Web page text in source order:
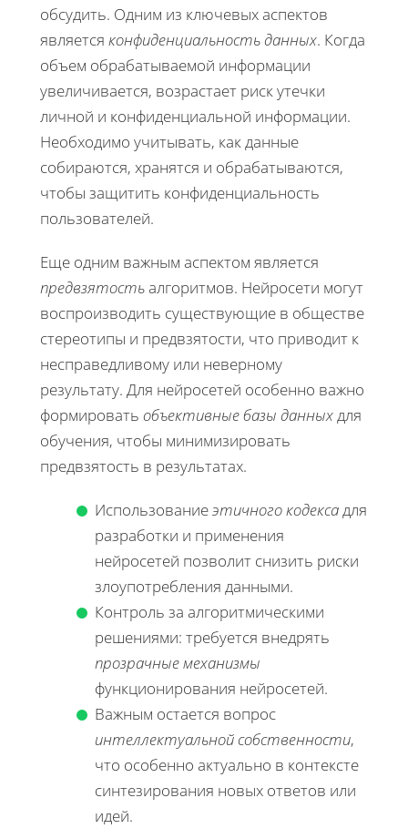
обсудить. Одним из ключевых аспектов
является конфиденциальность данных. Когда
объем обрабатываемой информации
увеличивается, возрастает риск утечки
личной и конфиденциальной информации.
Необходимо учитывать, как данные
собираются, хранятся и обрабатываются,
чтобы защитить конфиденциальность
пользователей.
Еще одним важным аспектом является
предвзятостьалгоритмов. Нейросети могут
воспроизводить существующие в обществе
стереотипы и предвзятости, что приводит к
несправедливому или неверному
результату. Для нейросетей особенно важно
формировать объективные базы данныхдля
обучения, чтобы минимизировать
предвзятость в результатах.
Использованиеэтичного кодексадля
разработки и применения
нейросетей позволит снизить риски
злоупотребления данными.
Контроль за алгоритмическими
решениями: требуется внедрять
прозрачные механизмы
функционирования нейросетей.
Важным остается вопрос
интеллектуальной собственности,
что особенно актуально в контексте
синтезирования новых ответов или
идей.